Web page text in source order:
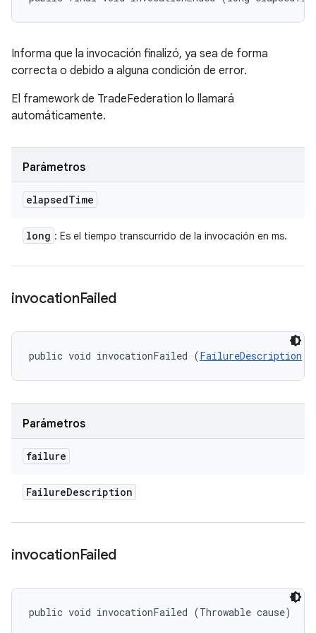
Informa que la invocación finalizó, ya sea de forma
correcta o debido a alguna condición de error.
El framework de TradeFederation lo llamará
automáticamente.
Parámetros
elapsedTime
long : Es el tiempo transcurrido de la invocación en ms.
invocationFailed
public void invocationFailed (FailureDescription
Parámetros
failure
FailureDescription
invocationFailed
public void invocationFailed (Throwable cause)